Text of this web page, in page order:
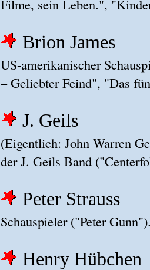
Filme, sein Leben.",
Brion James
US-amerikanischer
– Geliebter Feind", "Das
J. Geils
(Eigentlich: John Warren
der J. Geils Band
Peter Strauss
Schauspieler ("Peter
Henry Hübchen